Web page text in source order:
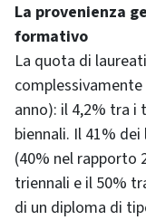
La provenienza
formativo
La quota di
anno): il 4,2% tra i
biennali. Il 41%
(40% nel rapporto
triennali e il 50%
di un diploma di